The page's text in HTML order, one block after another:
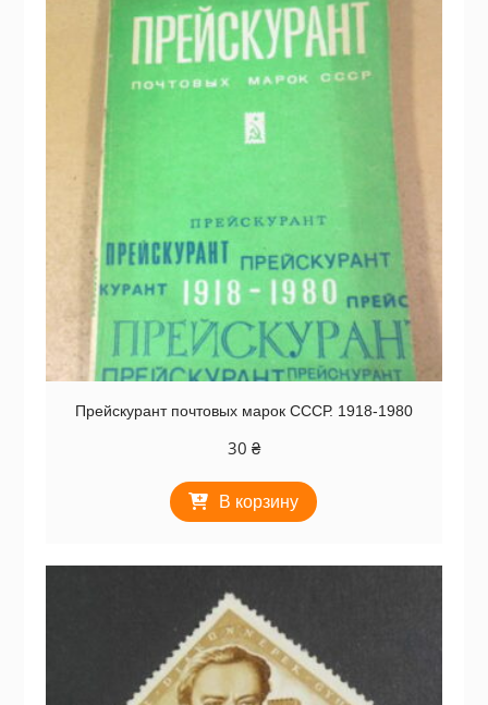
Прейскурант почтовых марок СССР. 1918-1980
30 ₴
В корзину